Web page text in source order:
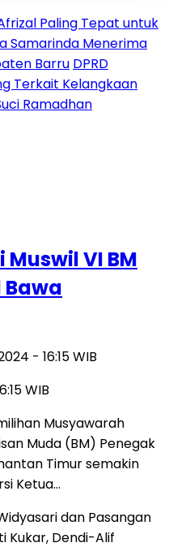
Paling Tepat untuk
Samarinda Menerima
Barru DPRD
Terkait Kelangkaan
Ramadhan
VI BM
Bawa
- 16:15 WIB
WIB
Musyawarah
Muda (BM) Penegak
Timur semakin
Ketua…